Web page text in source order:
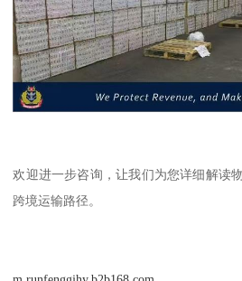
欢迎进一步咨询，让我们为您详细解读
跨境运输路径。